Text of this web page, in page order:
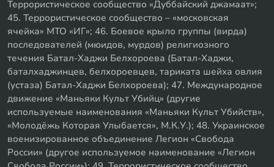
Террористическое сообщество «Дуббайский джамаат»;
45. Террористическое сообщество – «московская
ячейка» МТО «ИГ»; 46. Боевое крыло группы (вирда)
последователей (мюидов, мурдов) религиозного
течения Батал-Хаджи Белхороева (Батал-Хаджи,
баталхаджинцев, белхороевцев, тариката шейха овлия
(устаза) Батал-Хаджи Белхороева); 47. Международное
движение «Маньяки Культ Убийц» (другие
используемые наименования «Маньяки Культ Убийств»,
«Молодёжь Которая Улыбается», М.К.У.); 48. Украинское
военизированное объединение Легион «Свобода
России» (другое используемое наименование «Легион